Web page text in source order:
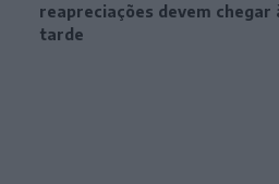
reapreciações devem chegar
tarde